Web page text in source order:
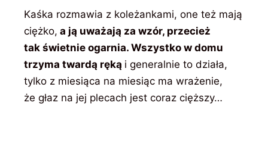
Kaśka rozmawia z koleżankami, one też mają
ciężko, a ją uważają za wzór, przecież
tak świetnie ogarnia. Wszystko w domu
trzyma twardą ręką i generalnie to działa,
tylko z miesiąca na miesiąc ma wrażenie,
że głaz na jej plecach jest coraz cięższy…